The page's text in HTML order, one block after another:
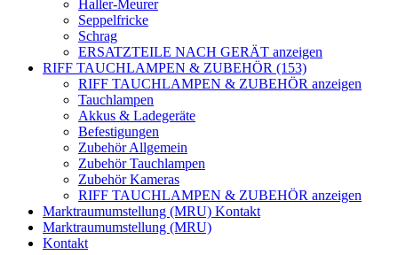
Haller-Meurer
Seppelfricke
Schrag
ERSATZTEILE NACH GERÄT anzeigen
RIFF TAUCHLAMPEN & ZUBEHÖR (153)
RIFF TAUCHLAMPEN & ZUBEHÖR anzeigen
Tauchlampen
Akkus & Ladegeräte
Befestigungen
Zubehör Allgemein
Zubehör Tauchlampen
Zubehör Kameras
RIFF TAUCHLAMPEN & ZUBEHÖR anzeigen
Marktraumumstellung (MRU) Kontakt
Marktraumumstellung (MRU)
Kontakt